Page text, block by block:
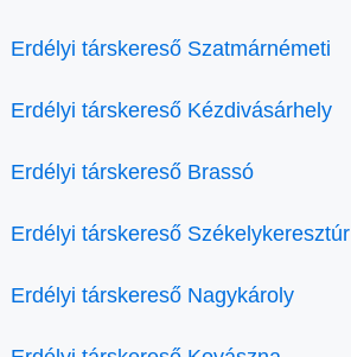
Erdélyi társkereső Szatmárnémeti
Erdélyi társkereső Kézdivásárhely
Erdélyi társkereső Brassó
Erdélyi társkereső Székelykeresztúr
Erdélyi társkereső Nagykároly